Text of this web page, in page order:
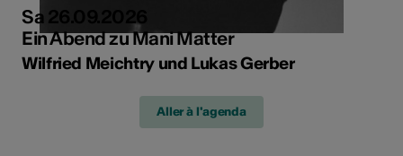
Sa 26.09.2026
Ein Abend zu Mani Matter
Wilfried Meichtry und Lukas Gerber
Aller à l'agenda